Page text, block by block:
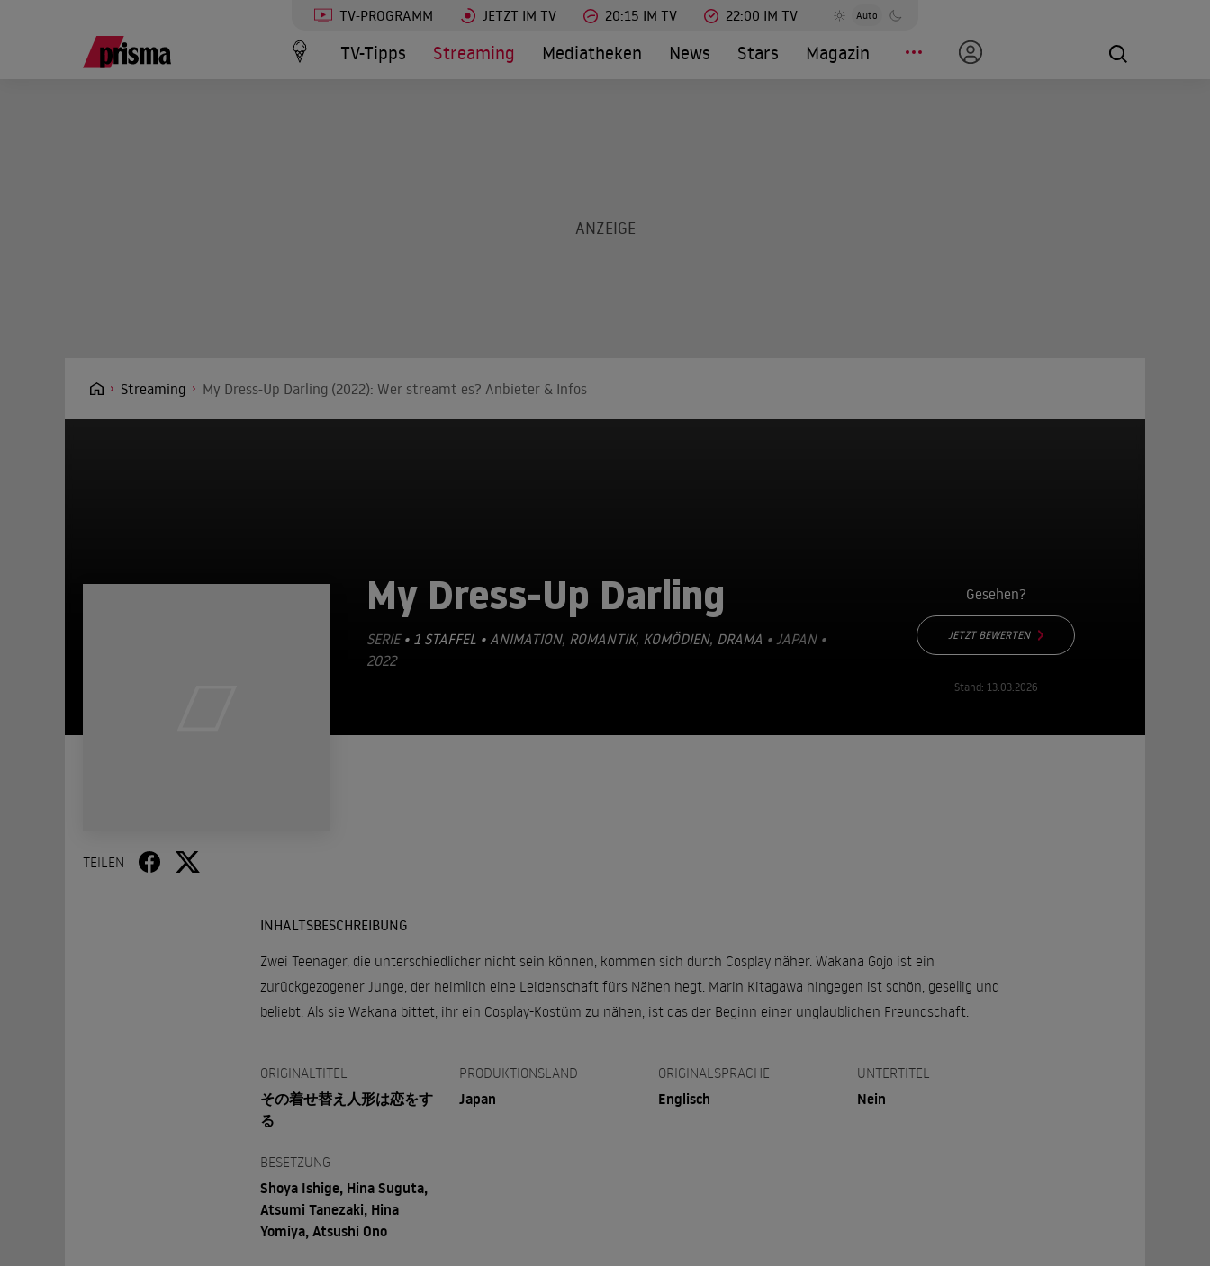
TV-PROGRAMM JETZT IM TV 20:15 IM TV 22:00 IM TV Auto
TV-Tipps Streaming Mediatheken News Stars Magazin
Streaming My Dress-Up Darling (2022): Wer streamt es? Anbieter & Infos
My Dress-Up Darling
SERIE • 1 STAFFEL • ANIMATION, ROMANTIK, KOMÖDIEN, DRAMA • JAPAN •
2022
Gesehen?
JETZT BEWERTEN
Stand: 13.03.2026
TEILEN
INHALTSBESCHREIBUNG
Zwei Teenager, die unterschiedlicher nicht sein können, kommen sich durch Cosplay näher. Wakana Gojo ist ein
zurückgezogener Junge, der heimlich eine Leidenschaft fürs Nähen hegt. Marin Kitagawa hingegen ist schön, gesellig und
beliebt. Als sie Wakana bittet, ihr ein Cosplay-Kostüm zu nähen, ist das der Beginn einer unglaublichen Freundschaft.
ORIGINALTITEL
その着せ替え人形は恋をす
る
PRODUKTIONSLAND
Japan
ORIGINALSPRACHE
Englisch
UNTERTITEL
Nein
BESETZUNG
Shoya Ishige, Hina Suguta,
Atsumi Tanezaki, Hina
Yomiya, Atsushi Ono